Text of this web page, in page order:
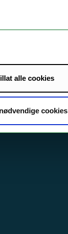
alle cookies
cookies